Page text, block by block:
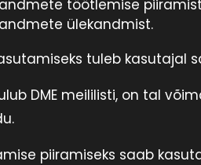
töötlemise
ülekandmist.
tuleb kasutajal
DME meililisti, on tal
piiramiseks saab